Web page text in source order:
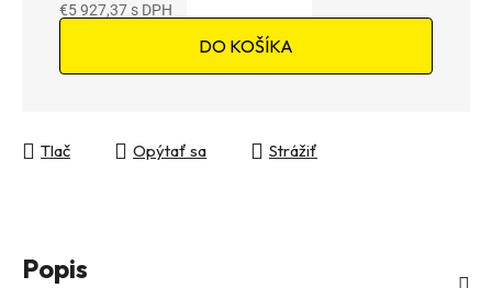
€5 927,37
DO KOŠÍKA
Tlač Opýtať sa Strážiť
Popis